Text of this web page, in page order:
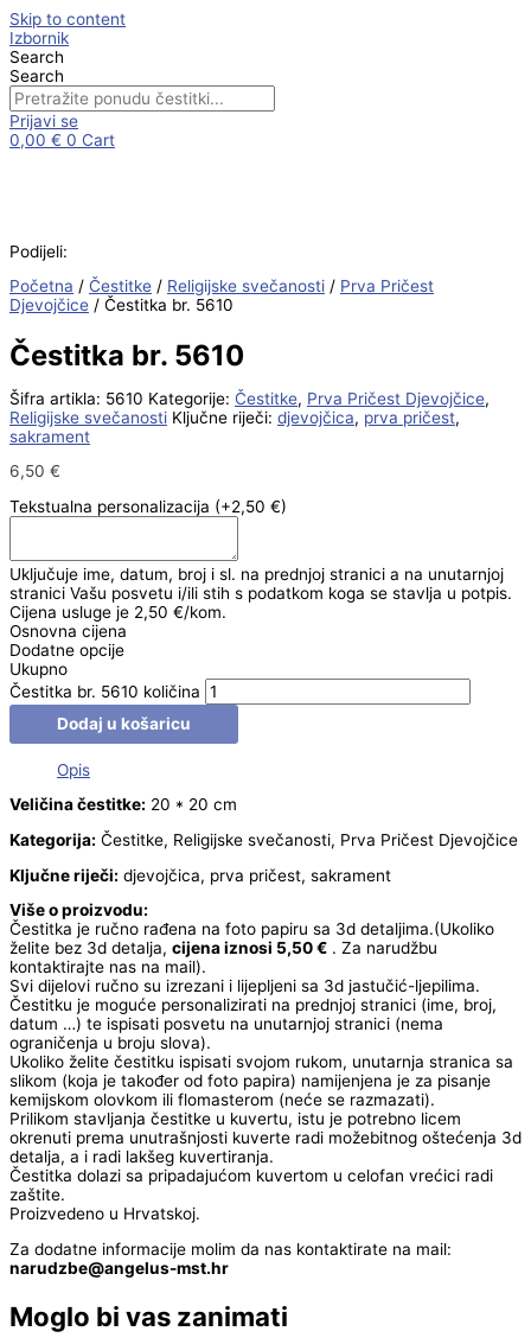
Skip to content
Izbornik
Search
Search
Prijavi se
0,00 € 0 Cart
Podijeli:
Početna / Čestitke / Religijske svečanosti / Prva Pričest
Djevojčice / Čestitka br. 5610
Čestitka br. 5610
Šifra artikla: 5610 Kategorije: Čestitke, Prva Pričest Djevojčice,
Religijske svečanosti Ključne riječi: djevojčica, prva pričest,
sakrament
6,50 €
Tekstualna personalizacija (+2,50 €)
Uključuje ime, datum, broj i sl. na prednjoj stranici a na unutarnjoj
stranici Vašu posvetu i/ili stih s podatkom koga se stavlja u potpis.
Cijena usluge je 2,50 €/kom.
Osnovna cijena
Dodatne opcije
Ukupno
Čestitka br. 5610 količina
Dodaj u košaricu
Opis
Veličina čestitke: 20 * 20 cm
Kategorija: Čestitke, Religijske svečanosti, Prva Pričest Djevojčice
Ključne riječi: djevojčica, prva pričest, sakrament
Više o proizvodu:
Čestitka je ručno rađena na foto papiru sa 3d detaljima.(Ukoliko
želite bez 3d detalja, cijena iznosi 5,50 € . Za narudžbu
kontaktirajte nas na mail).
Svi dijelovi ručno su izrezani i lijepljeni sa 3d jastučić-ljepilima.
Čestitku je moguće personalizirati na prednjoj stranici (ime, broj,
datum …) te ispisati posvetu na unutarnjoj stranici (nema
ograničenja u broju slova).
Ukoliko želite čestitku ispisati svojom rukom, unutarnja stranica sa
slikom (koja je također od foto papira) namijenjena je za pisanje
kemijskom olovkom ili flomasterom (neće se razmazati).
Prilikom stavljanja čestitke u kuvertu, istu je potrebno licem
okrenuti prema unutrašnjosti kuverte radi možebitnog oštećenja 3d
detalja, a i radi lakšeg kuvertiranja.
Čestitka dolazi sa pripadajućom kuvertom u celofan vrećici radi
zaštite.
Proizvedeno u Hrvatskoj.
Za dodatne informacije molim da nas kontaktirate na mail:
rh.tsm-sulegna
@ebzduran
Moglo bi vas zanimati